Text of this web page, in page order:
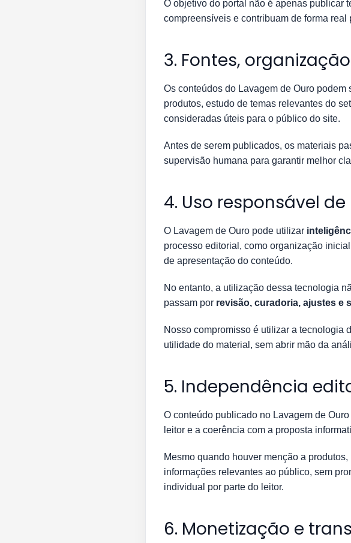
O objetivo do portal não é apenas publicar
compreensíveis e contribuam de forma
3. Fontes,
Os conteúdos do Lavagem de Ouro
produtos, estudo de temas relevantes do
consideradas úteis para o público do site.
Antes de serem publicados, os materiais
supervisão humana para garantir melhor
4. Uso responsável
O Lavagem de Ouro pode utilizar
processo editorial, como organização
de apresentação do conteúdo.
No entanto, a utilização dessa tecnologia
passam por revisão, curadoria, ajustes e
Nosso compromisso é utilizar a tecnologia
utilidade do material, sem abrir mão da
5. Independência
O conteúdo publicado no Lavagem de
leitor e a coerência com a proposta
Mesmo quando houver menção a
informações relevantes ao público, sem
individual por parte do leitor.
6. Monetização e